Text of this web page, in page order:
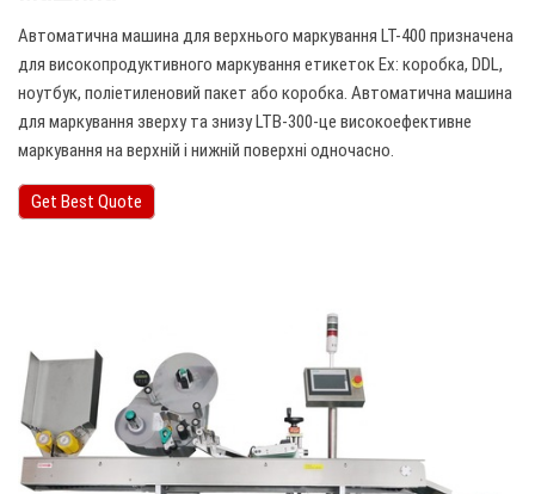
Автоматична машина для верхнього маркування LT-400 призначена
для високопродуктивного маркування етикеток Ex: коробка, DDL,
ноутбук, поліетиленовий пакет або коробка. Автоматична машина
для маркування зверху та знизу LTB-300-це високоефективне
маркування на верхній і нижній поверхні одночасно.
Get Best Quote